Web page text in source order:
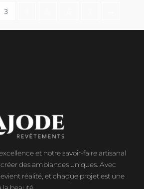
3
et notre savoir-faire artisanal
des ambiances uniques. Avec
réalité, et chaque projet est une